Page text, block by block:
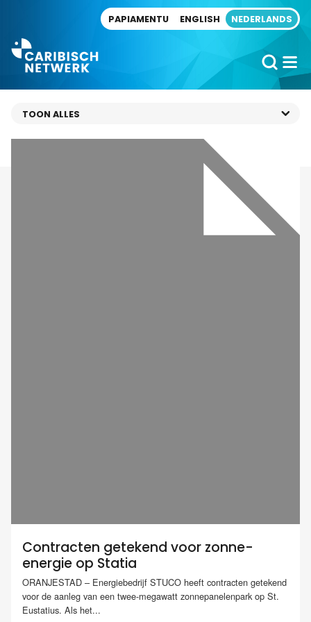
PAPIAMENTU ENGLISH NEDERLANDS
Contracten getekend voor zonne-
energie op Statia
ORANJESTAD – Energiebedrijf STUCO heeft contracten getekend
voor de aanleg van een twee-megawatt zonnepanelenpark op St.
Eustatius. Als het...